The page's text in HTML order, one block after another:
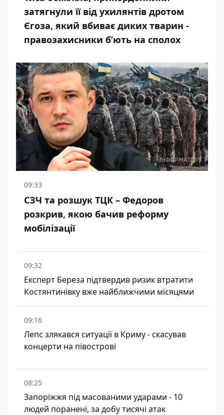
затягнули її від ухилянтів дротом
Єгоза, який вбиває диких тварин -
правозахисники бʼють на сполох
09:33
СЗЧ та розшук ТЦК – Федоров
розкрив, якою бачив реформу
мобілізації
09:32
Експерт Береза підтвердив ризик втратити
Костянтинівку вже найближчими місяцями
09:16
Лепс злякався ситуації в Криму - скасував
концерти на півострові
08:25
Запоріжжя під масованими ударами - 10
людей поранені, за добу тисячі атак